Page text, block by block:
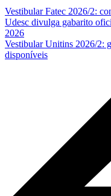
Vestibular Fatec 2026/2:
Udesc divulga gabarito
2026
Vestibular Unitins 2026/2:
disponíveis